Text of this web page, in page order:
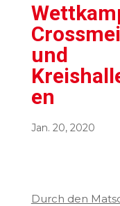
und
en
Jan. 20, 2020
Durch den